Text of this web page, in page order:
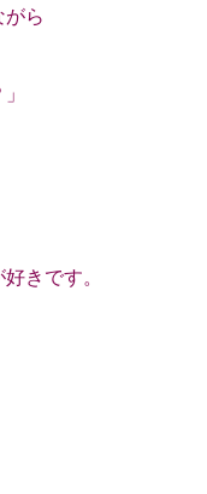
ら
きです。